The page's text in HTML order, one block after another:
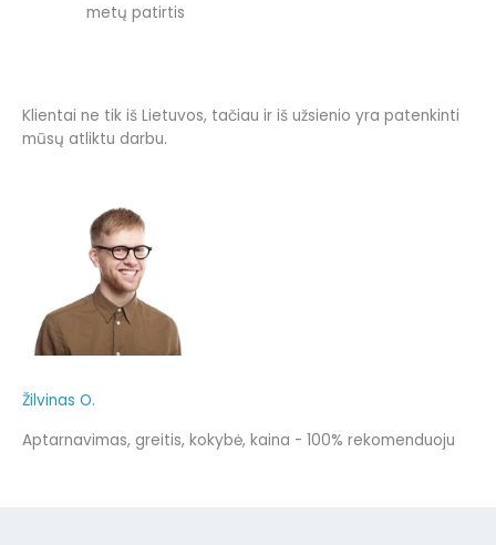
metų patirtis
Klientai ne tik iš Lietuvos, tačiau ir iš užsienio yra patenkinti
mūsų atliktu darbu.
Žilvinas O.
Aptarnavimas, greitis, kokybė, kaina - 100% rekomenduoju